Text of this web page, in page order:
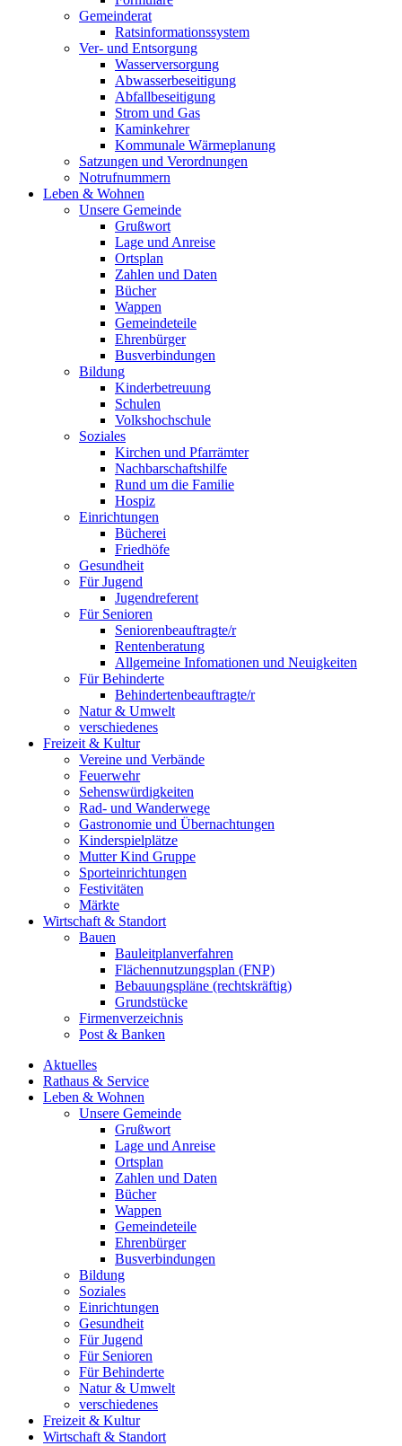
Gemeinderat
Ratsinformationssystem
Ver- und Entsorgung
Wasserversorgung
Abwasserbeseitigung
Abfallbeseitigung
Strom und Gas
Kaminkehrer
Kommunale Wärmeplanung
Satzungen und Verordnungen
Notrufnummern
Leben & Wohnen
Unsere Gemeinde
Grußwort
Lage und Anreise
Ortsplan
Zahlen und Daten
Bücher
Wappen
Gemeindeteile
Ehrenbürger
Busverbindungen
Bildung
Kinderbetreuung
Schulen
Volkshochschule
Soziales
Kirchen und Pfarrämter
Nachbarschaftshilfe
Rund um die Familie
Hospiz
Einrichtungen
Bücherei
Friedhöfe
Gesundheit
Für Jugend
Jugendreferent
Für Senioren
Seniorenbeauftragte/r
Rentenberatung
Allgemeine Infomationen und Neuigkeiten
Für Behinderte
Behindertenbeauftragte/r
Natur & Umwelt
verschiedenes
Freizeit & Kultur
Vereine und Verbände
Feuerwehr
Sehenswürdigkeiten
Rad- und Wanderwege
Gastronomie und Übernachtungen
Kinderspielplätze
Mutter Kind Gruppe
Sporteinrichtungen
Festivitäten
Märkte
Wirtschaft & Standort
Bauen
Bauleitplanverfahren
Flächennutzungsplan (FNP)
Bebauungspläne (rechtskräftig)
Grundstücke
Firmenverzeichnis
Post & Banken
Aktuelles
Rathaus & Service
Leben & Wohnen
Unsere Gemeinde
Grußwort
Lage und Anreise
Ortsplan
Zahlen und Daten
Bücher
Wappen
Gemeindeteile
Ehrenbürger
Busverbindungen
Bildung
Soziales
Einrichtungen
Gesundheit
Für Jugend
Für Senioren
Für Behinderte
Natur & Umwelt
verschiedenes
Freizeit & Kultur
Wirtschaft & Standort